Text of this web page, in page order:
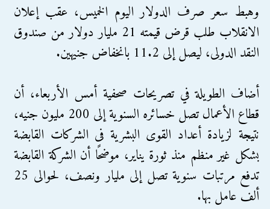
وهبط سعر صرف الدولار اليوم الخميس، عقب إعلان
الانقلاب طلب قرض قيمته 21 مليار دولار من صندوق
النقد الدولى، ليصل إلى 11.2 بانخفاض جنيهين.
أضاف الطويلة في تصريحات صحفية أمس الأربعاء، أن
قطاع الأعمال تصل خسائره السنوية إلى 200 مليون جنيه،
نتيجة لزيادة أعداد القوى البشرية فى الشركات القابضة
بشكل غير منظم منذ ثورة يناير، موضحًا أن الشركة القابضة
تدفع مرتبات سنوية تصل إلى مليار ونصف، لحوالى 25
ألف عامل بها.